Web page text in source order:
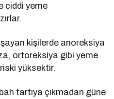
ciddi yeme
kişilerde anoreksiya
ortoreksiya gibi yeme
yüksektir.
tartıya çıkmadan güne